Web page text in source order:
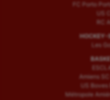
FC Porto
US
RC
HOCKEY-
Les
Amiens
US
Métropole